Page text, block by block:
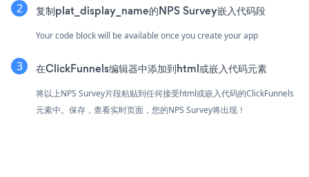
复制plat_display_name的NPS Survey嵌入代码段
Your code block will be available once you create your app
在ClickFunnels编辑器中添加到html或嵌入代码元素
将以上NPS Survey片段粘贴到任何接受html或嵌入代码的ClickFunnels
元素中。保存，查看实时页面，您的NPS Survey将出现！